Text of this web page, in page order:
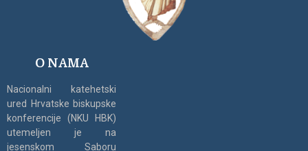
O NAMA
Nacionalni katehetski
ured Hrvatske biskupske
konferencije (NKU HBK)
utemeljen je na
jesenskom Saboru